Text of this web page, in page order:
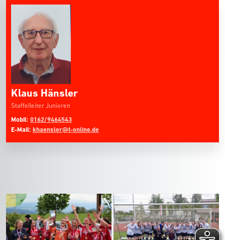
Klaus Hänsler
Staffelleiter Junioren
Mobil: 0162/9464543
E-Mail: khaensler@t-online.de